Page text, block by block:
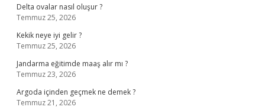
Delta ovalar nasıl oluşur ?
Temmuz 25, 2026
Kekik neye iyi gelir ?
Temmuz 25, 2026
Jandarma eğitimde maaş alır mı ?
Temmuz 23, 2026
Argoda içinden geçmek ne demek ?
Temmuz 21, 2026